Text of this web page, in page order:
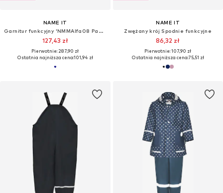
NAME IT
Garnitur funkcyjny 'NMMAlfa08 Pawpatrol'
127,43 zł
Pierwotnie: 287,90 zł
Ostatnia najniższa cena:101,94 zł
NAME IT
Zwężany krój Spodnie funkcyjne
86,32 zł
Pierwotnie: 107,90 zł
Ostatnia najniższa cena:75,51 zł